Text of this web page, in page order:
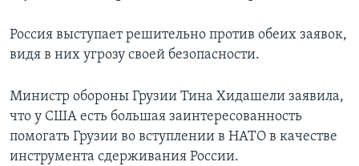
Россия выступает решительно против обеих заявок,
видя в них угрозу своей безопасности.
Министр обороны Грузии Тина Хидашели заявила,
что у США есть большая заинтересованность
помогать Грузии во вступлении в НАТО в качестве
инструмента сдерживания России.